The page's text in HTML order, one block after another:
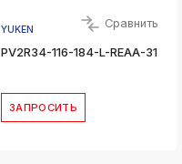
YUKEN Сравнить
PV2R34-116-184-L-REAA-31
ЗАПРОСИТЬ